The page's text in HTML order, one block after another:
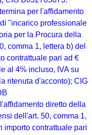
per l'affidamento
"incarico professionale
per la Procura della
comma 1, lettera b) del
contrattuale pari ad €
al 4% incluso, IVA su
ritenuta d'acconto); CIG
diretto della
dell'art. 50, comma 1,
importo contrattuale pari